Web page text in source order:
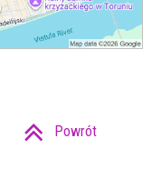
Powrót